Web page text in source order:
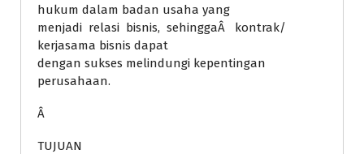
hukum dalam badan usaha yang
menjadi relasi bisnis, sehinggaÂ kontrak/
kerjasama bisnis dapat
dengan sukses melindungi kepentingan
perusahaan.
Â
TUJUAN